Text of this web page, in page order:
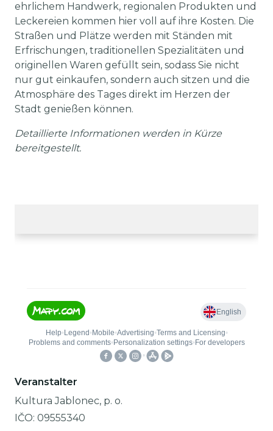
ehrlichem Handwerk, regionalen Produkten und
Leckereien kommen hier voll auf ihre Kosten. Die
Straßen und Plätze werden mit Ständen mit
Erfrischungen, traditionellen Spezialitäten und
originellen Waren gefüllt sein, sodass Sie nicht
nur gut einkaufen, sondern auch sitzen und die
Atmosphäre des Tages direkt im Herzen der
Stadt genießen können.
Detaillierte Informationen werden in Kürze
bereitgestellt.
Veranstalter
Kultura Jablonec, p. o.
IČO: 09555340